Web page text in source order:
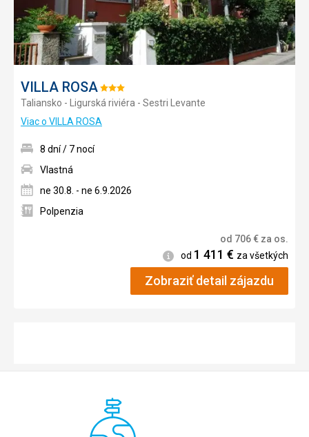
VILLA ROSAHodnotenie:
3/5
Taliansko - Ligurská riviéra - Sestri Levante
Viac o VILLA ROSA
8 dní / 7 nocí
Vlastná
ne 30.8. - ne 6.9.2026
Polpenzia
od 706€ za os.
Informácie
od 1 411 € za všetkých
Zobraziť detail zájazdu